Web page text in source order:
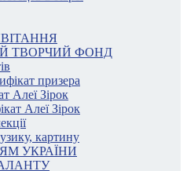
ТВОРЧИЙ ФОНД
призера
Алеї Зірок
Алеї Зірок
картину
УКРАЇНИ